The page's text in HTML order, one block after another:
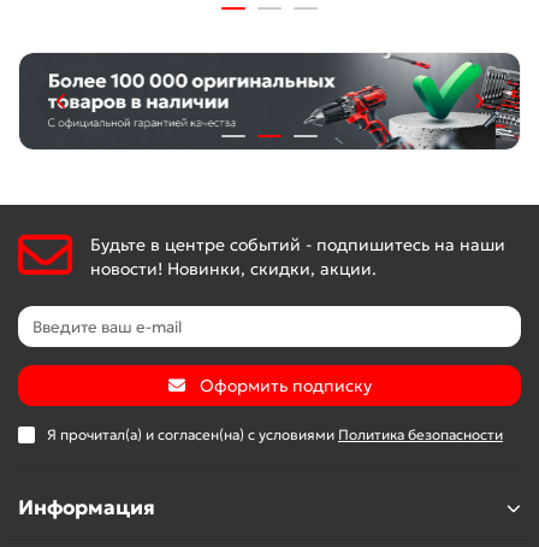
Отсутствие масла — компрессор не нуждается в
Накладки на ножках — компрессор отличается
устойчивостью и не испытывает повышенных
вибраций во время работы.
Мобильность — компрессор, оснащенный ручкой и
транспортировку.
Расширенная 3-летняя гарантия — надежность
компрессора подтверждена производителем.
Будьте в центре событий - подпишитесь на наши
новости! Новинки, скидки, акции.
Оформить подписку
Я прочитал(а) и согласен(на) с условиями Политика безопасности
Информация